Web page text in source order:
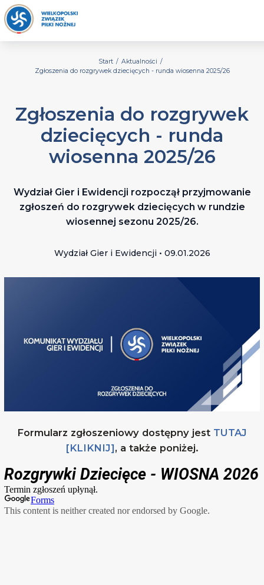
Start / Aktualności /
Zgłoszenia do rozgrywek dziecięcych - runda wiosenna 2025/26
Zgłoszenia do rozgrywek
dziecięcych - runda
wiosenna 2025/26
Wydział Gier i Ewidencji rozpoczął przyjmowanie
zgłoszeń do rozgrywek dziecięcych w rundzie
wiosennej sezonu 2025/26.
Wydział Gier i Ewidencji • 09.01.2026
Formularz zgłoszeniowy dostępny jest TUTAJ
[KLIKNIJ], a także poniżej.